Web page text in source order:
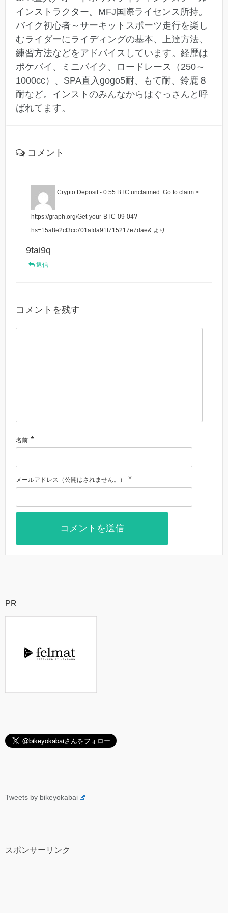
インストラクター。MFJ国際ライセンス所持。
バイク初心者～サーキットスポーツ走行を楽し
むライダーにライディングの基本、上達方法、
練習方法などをアドバイスしています。経歴は
ポケバイ、ミニバイク、ロードレース（250～
1000cc）、SPA直入gogo5耐、もて耐、鈴鹿８
耐など。インストのみんなからはぐっさんと呼
ばれてます。
コメント
Crypto Deposit - 0.55 BTC unclaimed. Go to claim >
https://graph.org/Get-your-BTC-09-04?
hs=15a8e2cf3cc701afda91f715217e7dae& より:
9tai9q
返信
コメントを残す
名前 *
メールアドレス（公開はされません。） *
PR
Tweets by bikeyokabai
スポンサーリンク